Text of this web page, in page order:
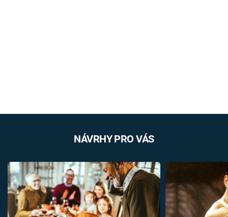
NÁVRHY PRO VÁS